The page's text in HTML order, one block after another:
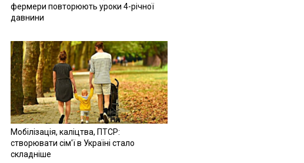
фермери повторюють уроки 4-річної
давнини
Мобілізація, каліцтва, ПТСР:
створювати сім'ї в Україні стало
складніше